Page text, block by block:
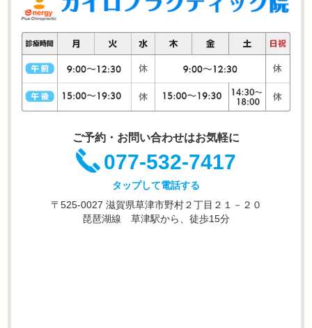
ご予約・お問い合わせはお気軽に
077-532-7417
タップして電話する
〒525-0027 滋賀県草津市野村２丁目２１－２０
琵琶湖線 草津駅から、徒歩15分